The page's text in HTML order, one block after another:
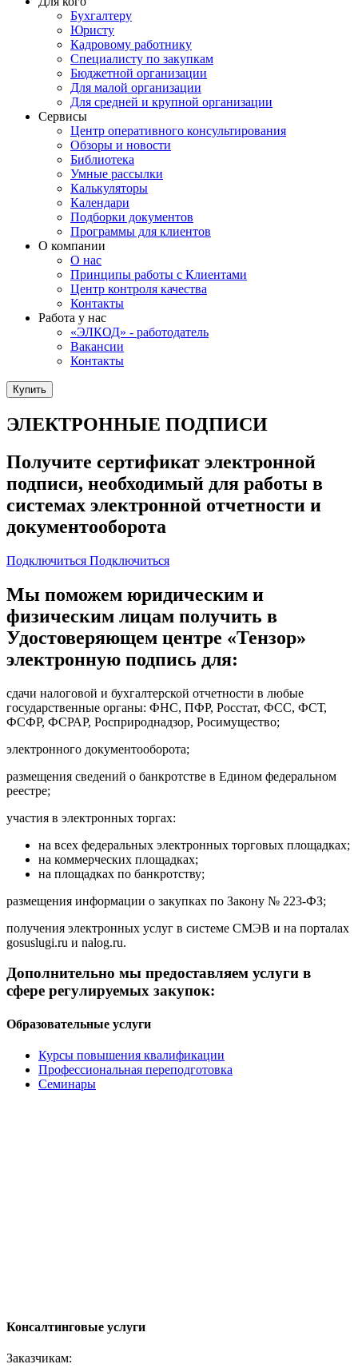
Бухгалтеру
Юристу
Кадровому работнику
Специалисту по закупкам
Бюджетной организации
Для малой организации
Для средней и крупной организации
Сервисы
Центр оперативного консультирования
Обзоры и новости
Библиотека
Умные рассылки
Калькуляторы
Календари
Подборки документов
Программы для клиентов
О компании
О нас
Принципы работы с Клиентами
Центр контроля качества
Контакты
Работа у нас
«ЭЛКОД» - работодатель
Вакансии
Контакты
Купить
ЭЛЕКТРОННЫЕ ПОДПИСИ
Получите сертификат электронной
подписи, необходимый для работы в
системах электронной отчетности и
документооборота
Подключиться Подключиться
Мы поможем юридическим и
физическим лицам получить в
Удостоверяющем центре «Тензор»
электронную подпись для:
сдачи налоговой и бухгалтерской отчетности в любые
государственные органы: ФНС, ПФР, Росстат, ФСС, ФСТ,
ФСФР, ФСРАР, Росприроднадзор, Росимущество;
электронного документооборота;
размещения сведений о банкротстве в Едином федеральном
реестре;
участия в электронных торгах:
на всех федеральных электронных торговых площадках;
на коммерческих площадках;
на площадках по банкротству;
размещения информации о закупках по Закону № 223-ФЗ;
получения электронных услуг в системе СМЭВ и на порталах
gosuslugi.ru и nalog.ru.
Дополнительно мы предоставляем услуги в
сфере регулируемых закупок:
Образовательные услуги
Курсы повышения квалификации
Профессиональная переподготовка
Семинары
Консалтинговые услуги
Заказчикам: